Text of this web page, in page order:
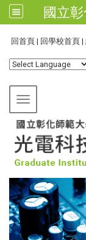
國立
回首頁 | 回學校首頁 |
Toggle